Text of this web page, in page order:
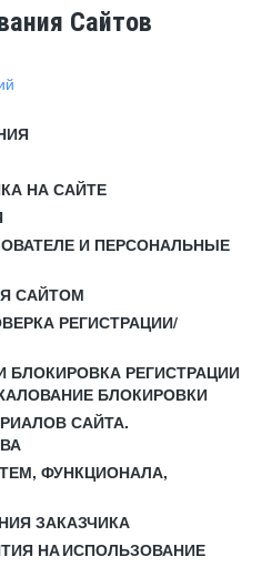
Сайтов
НА САЙТЕ
И ПЕРСОНАЛЬНЫЕ
САЙТОМ
РЕГИСТРАЦИИ/
БЛОКИРОВКА РЕГИСТРАЦИИ
БЛОКИРОВКИ
САЙТА.
ФУНКЦИОНАЛА,
ЗАКАЗЧИКА
НА ИСПОЛЬЗОВАНИЕ